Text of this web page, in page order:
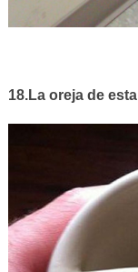
18.La oreja de